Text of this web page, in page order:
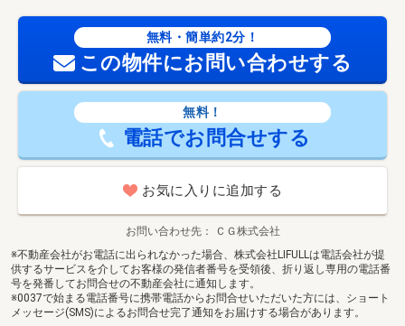
無料・簡単約2分！
この物件にお問い合わせする
無料！
電話でお問合せする
お気に入りに追加する
お問い合わせ先
ＣＧ株式会社
※不動産会社がお電話に出られなかった場合、株式会社LIFULLは電話会社が提
供するサービスを介してお客様の発信者番号を受領後、折り返し専用の電話番
号を発番してお問合せの不動産会社に通知します。
※0037で始まる電話番号に携帯電話からお問合せいただいた方には、ショート
メッセージ(SMS)によるお問合せ完了通知をお届けする場合があります。